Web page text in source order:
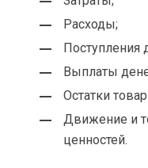
Расходы;
Поступления
Выплаты
Остатки
Движение и
ценностей.